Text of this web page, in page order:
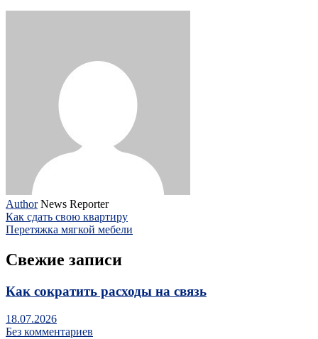
Author News Reporter
Как сдать свою квартиру
Перетяжка мягкой мебели
Свежие записи
Как сократить расходы на связь
18.07.2026
Без комментариев